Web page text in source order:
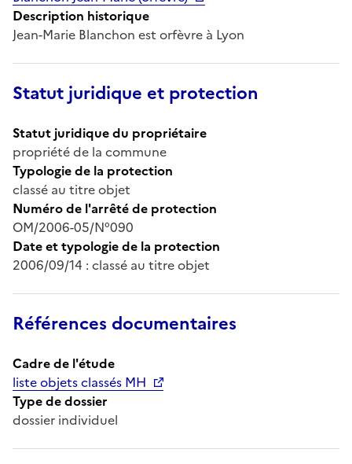
Description historique
Jean-Marie Blanchon est orfèvre à Lyon
Statut juridique et protection
Statut juridique du propriétaire
propriété de la commune
Typologie de la protection
classé au titre objet
Numéro de l'arrêté de protection
OM/2006-05/N°090
Date et typologie de la protection
2006/09/14 : classé au titre objet
Références documentaires
Cadre de l'étude
liste objets classés MH
Type de dossier
dossier individuel